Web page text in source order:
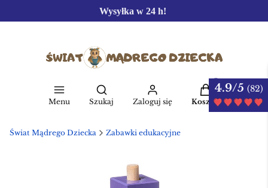
Wysyłka w 24 h!
Menu
Otwórz wyszukiwarkę
Szukaj Zaloguj się
Produkty w
Koszyk
Świat Mądrego Dziecka Zabawki edukacyjne
4.9/5 (82)